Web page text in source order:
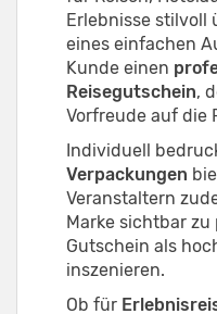
Erlebnisse stilvoll
eines einfachen
Kunde einen
Reisegutschein,
Vorfreude auf die
Individuell
Verpackungen
Veranstaltern
Marke sichtbar
Gutschein als
inszenieren.
Ob für